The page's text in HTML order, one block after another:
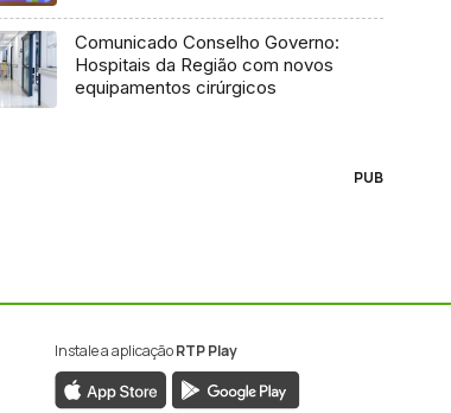
Comunicado Conselho Governo:
Hospitais da Região com novos
equipamentos cirúrgicos
PUB
Instale a aplicaçãoRTP Play